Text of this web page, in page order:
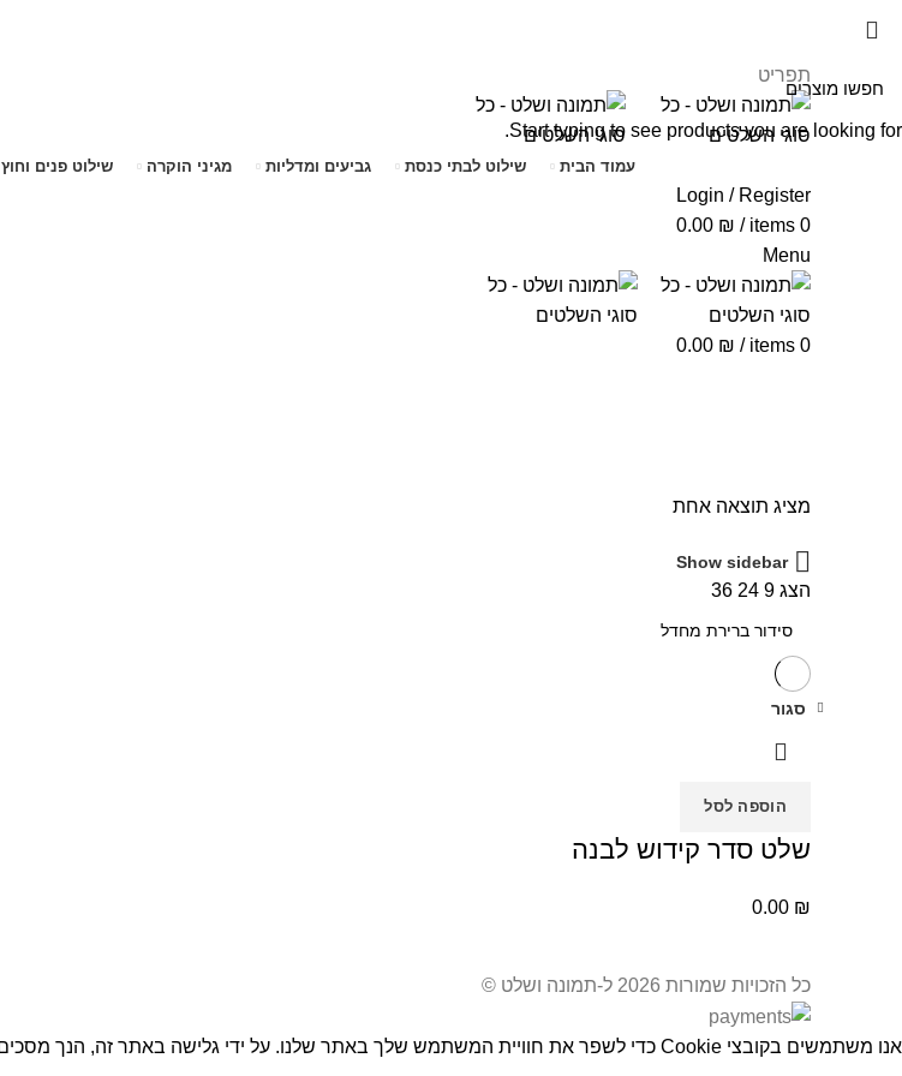
תפריט
עמוד הבית שילוט לבתי כנסת גביעים ומדליות מגיני הוקרה שילוט פנים וחוץ
Login / Register
0
items
/
0.00 ₪
Menu
0
items
/
0.00 ₪
מציג תוצאה אחת
Show sidebar
הצג 9
24
36
הוספה לסל
סגור
שלט סדר קידוש לבנה
0.00 ₪
כל הזכויות שמורות 2026 ל-תמונה ושלט ©
אנו משתמשים בקובצי Cookie כדי לשפר את חוויית המשתמש שלך באתר שלנו. על ידי גלישה באתר זה, הנך מסכים לשימוש שלנו בקובצי Cookie.
Start typing to see products you are looking for.